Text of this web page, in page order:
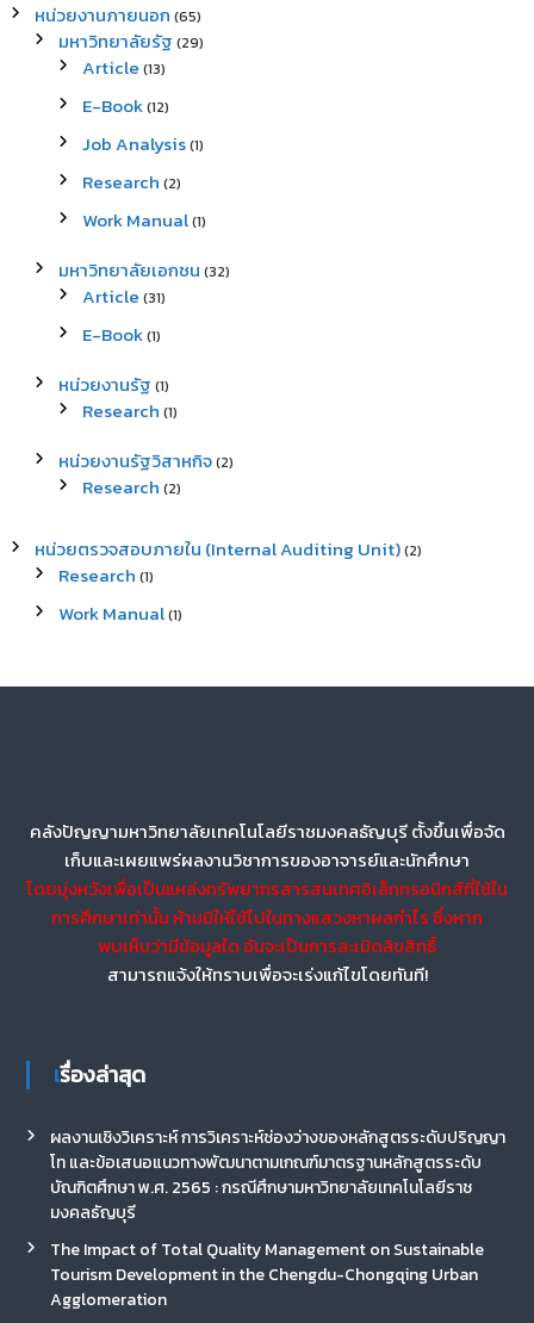
หน่วยงานภายนอก (65)
มหาวิทยาลัยรัฐ (29)
Article (13)
E-Book(12)
Job Analysis(1)
Research (2)
Work Manual(1)
มหาวิทยาลัยเอกชน (32)
Article (31)
E-Book(1)
หน่วยงานรัฐ (1)
Research (1)
หน่วยงานรัฐวิสาหกิจ(2)
Research (2)
หน่วยตรวจสอบภายใน (Internal Auditing Unit)(2)
Research (1)
Work Manual(1)
คลังปัญญามหาวิทยาลัยเทคโนโลยีราชมงคลธัญบุรี ตั้งขึ้นเพื่อจัด
เก็บและเผยแพร่ผลงานวิชาการของอาจารย์และนักศึกษา
โดยมุ่งหวังเพื่อเป็นแหล่งทรัพยากรสารสนเทศอิเล็กทรอนิกส์ที่ใช้ใน
การศึกษาเท่านั้น ห้ามมิให้ใช้ไปในทางแสวงหาผลกำไร ซึ่งหาก
พบเห็นว่ามีข้อมูลใด อันจะเป็นการละเมิดลิขสิทธิ์
สามารถแจ้งให้ทราบเพื่อจะเร่งแก้ไขโดยทันที!
เรื่องล่าสุด
ผลงานเชิงวิเคราะห์ การวิเคราะห์ช่องว่างของหลักสูตรระดับปริญญา
โท และข้อเสนอแนวทางพัฒนาตามเกณฑ์มาตรฐานหลักสูตรระดับ
บัณฑิตศึกษา พ.ศ. 2565 : กรณีศึกษามหาวิทยาลัยเทคโนโลยีราช
มงคลธัญบุรี
The Impact of Total Quality Management on Sustainable
Tourism Development in the Chengdu-Chongqing Urban
Agglomeration